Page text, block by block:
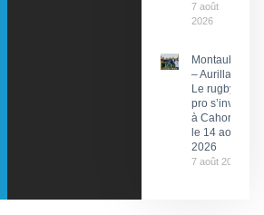
7 août
2026
Montauban
– Aurillac :
Le rugby
pro s’invite
à Cahors
le 14 août
2026
7 août 2026